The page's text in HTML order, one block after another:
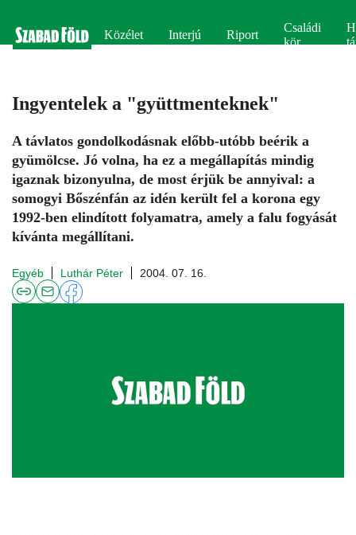
Közélet Interjú Riport
Családi
kör
Ingyentelek a "gyüttmenteknek"
A távlatos gondolkodásnak előbb-utóbb beérik a
gyümölcse. Jó volna, ha ez a megállapítás mindig
igaznak bizonyulna, de most érjük be annyival: a
somogyi Bőszénfán az idén került fel a korona egy
1992-ben elindított folyamatra, amely a falu fogyását
kívánta megállítani.
Egyéb Luthár Péter 2004. 07. 16.